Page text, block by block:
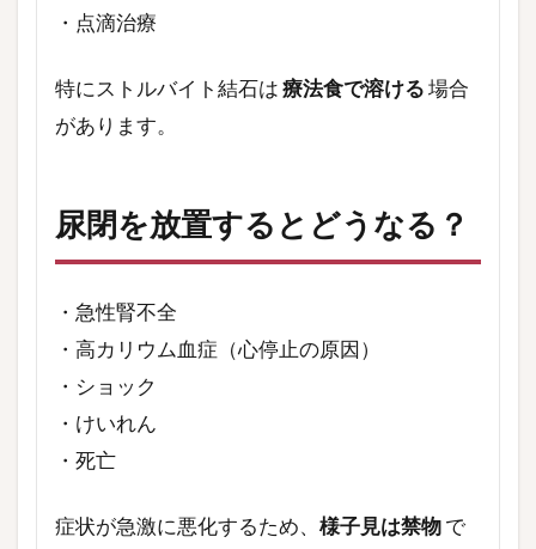
・点滴治療
特にストルバイト結石は療法食で溶ける場合
があります。
尿閉を放置するとどうなる？
・急性腎不全
・高カリウム血症（心停止の原因）
・ショック
・けいれん
・死亡
症状が急激に悪化するため、 様子見は禁物で